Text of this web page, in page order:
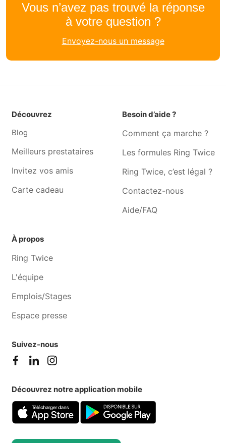
Couturière Mont-sur-
Couturière Gilly
Couturière Châtelineau
Couturière Villers-poterie
Couturière Nalinnes
Couturière Marchienne-au-
Couturière Farciennes
Couturière Monceau-sur-
sambre
Couturière Gozée
Vous n’avez pas trouvé la réponse
à votre question ?
Envoyez-nous un message
Découvrez
Blog
Meilleurs prestataires
Invitez vos amis
Carte cadeau
Besoin d’aide ?
Comment ça marche ?
Les formules Ring Twice
Ring Twice, c’est légal ?
Contactez-nous
Aide/FAQ
À propos
Ring Twice
L'équipe
Emplois/Stages
Espace presse
Suivez-nous
Découvrez notre application mobile